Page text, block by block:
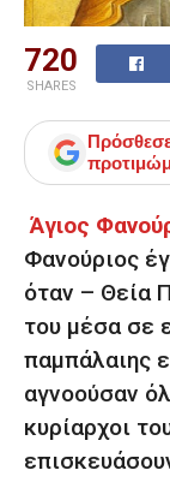
720
SHARES
Άγιος
Φανούριος
όταν – Θεία
του μέσα σε
παμπάλαιης
αγνοούσαν
κυρίαρχοι